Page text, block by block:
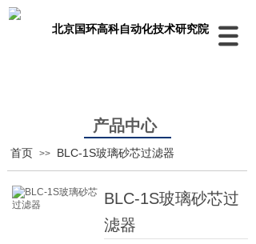
北京国环高科自动化技术研究院
产品中心
首页 >> BLC-1S玻璃砂芯过滤器
BLC-1S玻璃砂芯过
滤器